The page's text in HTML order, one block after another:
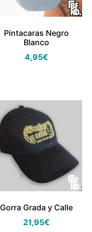
Pintacaras Negro
Blanco
4,95€
Gorra Grada y Calle
21,95€